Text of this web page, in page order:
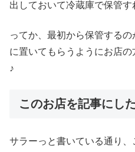
出しておいて冷蔵庫で保管す
ってか、最初から保管する
に置いてもらうようにお店
♪
このお店を記事にし
サラーっと書いている通り